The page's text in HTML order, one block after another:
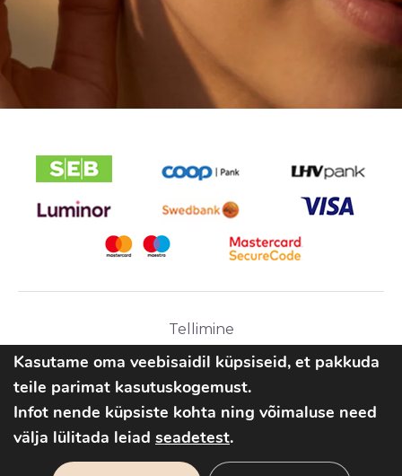
2026 © Parlipesa OÜ
Tellimine
Ostutingimused
Kasutame oma veebisaidil küpsiseid, et pakkuda
teile parimat kasutuskogemust.
Infot nende küpsiste kohta ning võimaluse need
välja lülitada leiad seadetest.